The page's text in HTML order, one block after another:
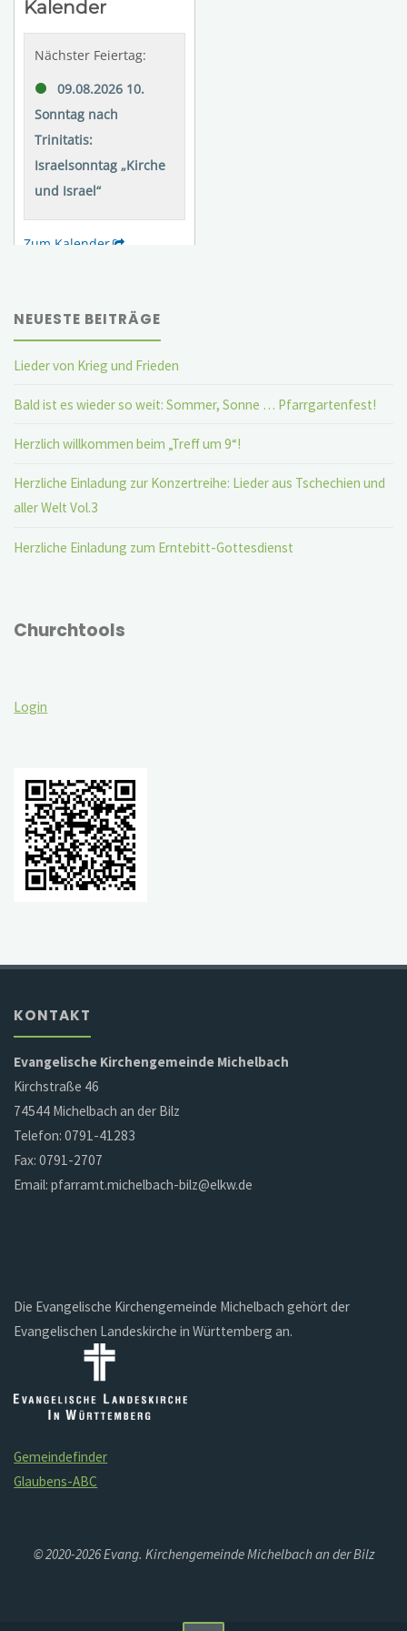
NEUESTE BEITRÄGE
Lieder von Krieg und Frieden
Bald ist es wieder so weit: Sommer, Sonne … Pfarrgartenfest!
Herzlich willkommen beim „Treff um 9“!
Herzliche Einladung zur Konzertreihe: Lieder aus Tschechien und
aller Welt Vol.3
Herzliche Einladung zum Erntebitt-Gottesdienst
Churchtools
Login
KONTAKT
Evangelische Kirchengemeinde Michelbach
Kirchstraße 46
74544 Michelbach an der Bilz
Telefon: 0791-41283
Fax: 0791-2707
Email: pfarramt.michelbach-bilz@elkw.de
Die Evangelische Kirchengemeinde Michelbach gehört der
Evangelischen Landeskirche in Württemberg an.
Gemeindefinder
Glaubens-ABC
© 2020-2026 Evang. Kirchengemeinde Michelbach an der Bilz